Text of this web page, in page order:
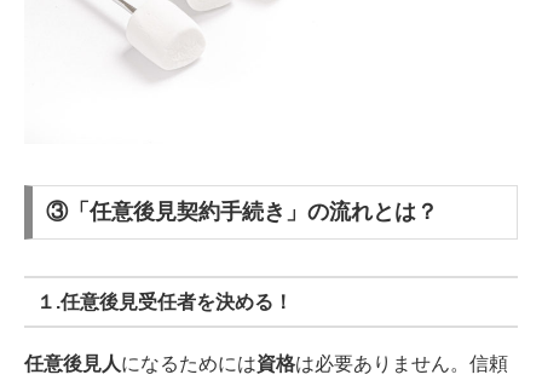
③「任意後見契約手続き」の流れとは？
１.任意後見受任者を決める！
任意後見人になるためには資格は必要ありません。信頼